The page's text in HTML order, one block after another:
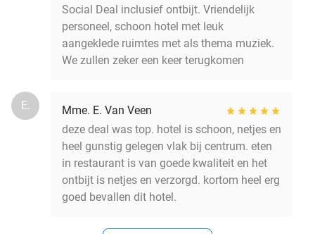
Social Deal inclusief ontbijt. Vriendelijk
personeel, schoon hotel met leuk
aangeklede ruimtes met als thema muziek.
We zullen zeker een keer terugkomen
E.
Mme. E. Van Veen
deze deal was top. hotel is schoon, netjes en
heel gunstig gelegen vlak bij centrum. eten
in restaurant is van goede kwaliteit en het
ontbijt is netjes en verzorgd. kortom heel erg
goed bevallen dit hotel.